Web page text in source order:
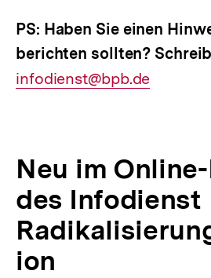
PS: Haben Sie einen
berichten sollten?
infodienst@bpb.de
Neu im
des Infodienst
ion